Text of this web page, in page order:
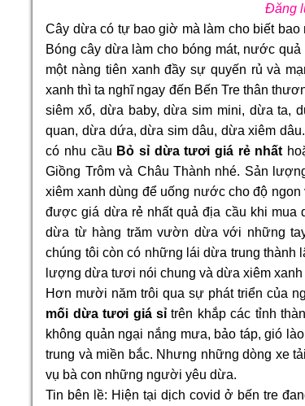
Đăng
Cây dừa có tự bao giờ mà làm cho biết
Bóng cây dừa làm cho bóng mát, nước
một nàng tiên xanh đầy sự quyến rủ và
xanh thì ta nghĩ ngay đến Bến Tre thân
siêm xổ, dừa baby, dừa sim mini, dừa ta,
quan, dừa dứa, dừa sim dâu, dừa xiêm
có nhu cầu Bỏ sỉ dừa tươi giá rẻ nhất
Giồng Trôm và Châu Thành nhé. Sản
xiêm xanh dùng để uống nước cho độ
được giá dừa rẻ nhất quả địa cầu khi mua
dừa từ hàng trăm vườn dừa với những
chúng tôi còn có những lái dừa trung thành
lượng dừa tươi nói chung và dừa xiêm
Hơn mười năm trôi qua sự phát triển của
mối dừa tươi giá sỉ trên khắp các tỉnh
không quản ngại nắng mưa, bảo táp, gió
trung và miền bắc. Nhưng những dòng xe
vụ bà con những người yêu dừa.
Tin bên lề: Hiện tại dịch covid ở bến tre